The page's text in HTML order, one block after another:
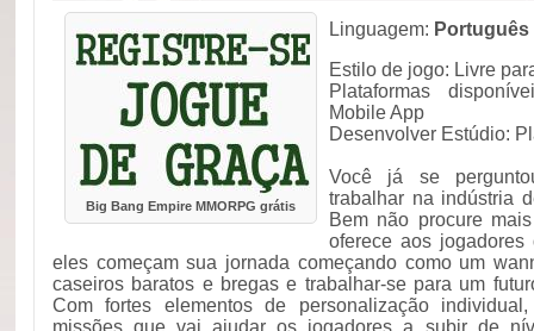
Big Bang Empire MMORPG grátis
Linguagem: Português
Estilo de jogo: Livre
Plataformas
Mobile App
Desenvolver Estúdio:
Você já se
trabalhar na indústria
Bem não procure
oferece aos jogadores
eles começam sua jornada começando como um
caseiros baratos e bregas e trabalhar-se para um
Com fortes elementos de personalização
missões que vai ajudar os jogadores a subir de